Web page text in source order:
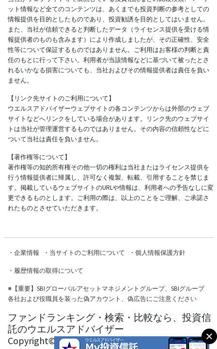
ット情報など全てのコンテンツは、あくまでも投資判断の参考としての
情報提供を目的としたものであり、投資勧誘を目的としてはいません。
また、当社が信頼できると判断したデータ（ライセンス提供を受ける情
報提供者のものも含みます）により作成しましたが、その正確性、安全
性等について保証するものではありません。ご利用はお客様の判断と責
任のもとに行って下さい。利用者が当該情報などに基づいて被ったとさ
れるいかなる損害についても、当社およびその情報提供者は責任を負い
ません。
【リンク先サイトのご利用について】
ウエルスアドバイザーウェブサイトの各コンテンツからは外部のウェブ
サイトなどへリンクをしている場合があります。リンク先のウェブサイ
トは当社が管理運営するものではありません。その内容の信頼性などに
ついて当社は責任を負いません。
【著作権等について】
著作権等の知的所有権その他一切の権利は当社またはライセンス提供を
行う情報提供者に帰属し、許可なく複製、転載、引用することを禁じま
す。掲載しているウェブサイトのURLや情報は、利用者への予告なしに変
更できるものとします。ご利用の際は、以上のことをご理解、ご承諾さ
れたものとさせていただきます。
・ 企業情報 ・ 当サイトのご利用について ・ 個人情報保護方針
・ 履歴情報の取得について
※【重要】SBIグローバルアセットマネジメントグループ、SBIグループ
各社および役職員を装った偽アカウント、偽広告にご注意ください
ファンドランキング・検索・比較なら、投資信
託のウエルスアドバイザー
Copyright© Wealth Advisor Co., Ltd. All Rights